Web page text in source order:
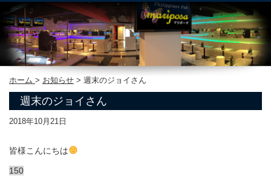
ホーム > お知らせ > 週末のジョイさん
週末のジョイさん
2018年10月21日
皆様こんにちは
150